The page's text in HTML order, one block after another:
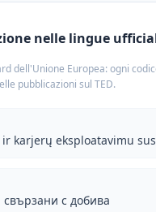
nelle lingue
dell'Unione Europea: ogni
pubblicazioni sul TED.
ir karjerų eksploatavimu
свързани с добива